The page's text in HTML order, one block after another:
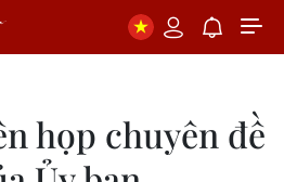
họp chuyên đề